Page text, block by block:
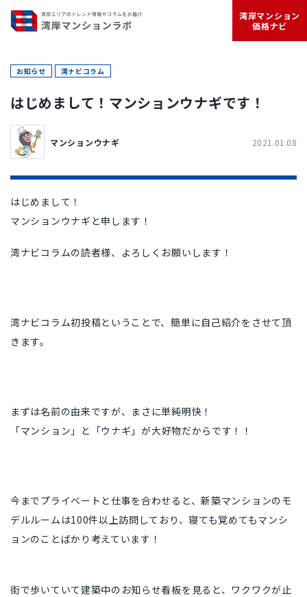
湾岸マンション
価格ナビ
お知らせ 湾ナビコラム
はじめまして！マンションウナギです！
マンションウナギ 2021.01.08
はじめまして！
マンションウナギと申します！
湾ナビコラムの読者様、よろしくお願いします！
湾ナビコラム初投稿ということで、簡単に自己紹介をさせて頂
きます。
まずは名前の由来ですが、まさに単純明快！
「マンション 」と「ウナギ 」が大好物だからです！！
今までプライベートと仕事を合わせると、新築マンションのモ
デルルームは100件以上訪問しており、寝ても覚めてもマンシ
ョンのことばかり考えています！
街で歩いていて建築中のお知らせ看板を見ると、ワクワクが止